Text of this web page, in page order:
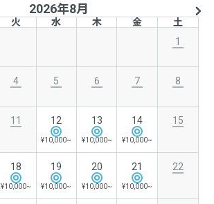
2026年8月
火 水 木 金
土
1
4 5 6 7 8
11 12
¥10,000~
13
¥10,000~
14
¥10,000~
15
18
¥10,000~
19
¥10,000~
20
¥10,000~
21
¥10,000~
22